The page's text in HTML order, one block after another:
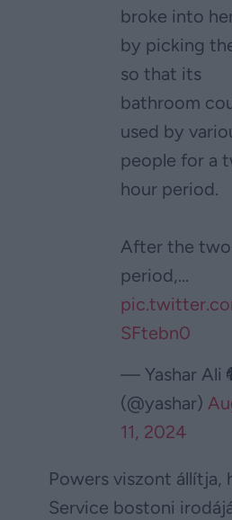
broke into
by picking
so that its
bathroom
used by
people for a
hour period.
After the
period,…
SFtebn0
— Yashar Ali
(@yashar)
11, 2024
Powers viszont állítja,
Service bostoni